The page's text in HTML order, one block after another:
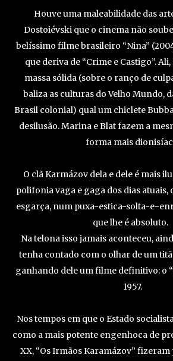
Houve uma maleabilidade das
Dostoiévski que o cinema não
belíssimo filme brasileiro “Nina”
que deriva de “Crime e Castigo”.
massa sólida (sobre o ranço de
baliza as culturas do Velho Mundo,
Brasil colonial) qual um chiclete
desilusão. Marina e Blat fazem a
forma mais
O clã Karmázov dela e dele é mais
polifonia vaga e gaga dos dias atuais,
esgarça, num puxa-estica-solta-e-
que lhe é absoluto.
Na telona isso jamais aconteceu,
tenha contado com o olhar de um
ganhando dele um filme definitivo: o
1957.
Nos tempos em que o Estado
como a mais potente engenhoca de
XX, “Os Irmãos Karamázov”